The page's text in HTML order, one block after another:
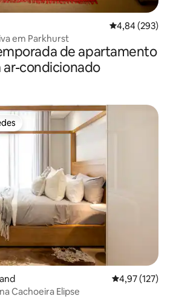
4,84 de uma
4,84 (293)
em Parkhurst
de apartamento
ar-condicionado
4,97 de uma
4,97 (127)
Cachoeira Elipse